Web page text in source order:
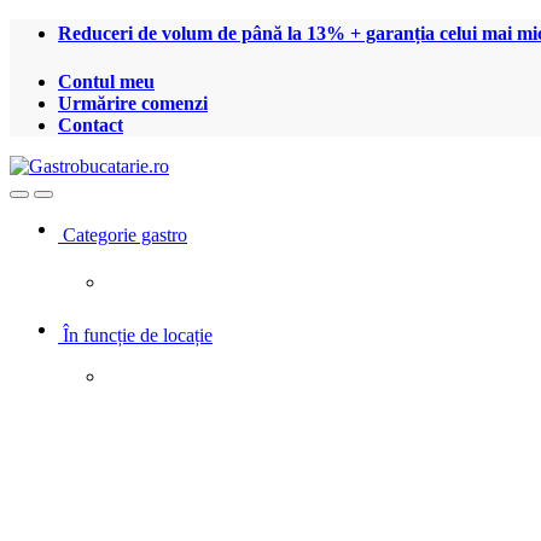
Treci
navigare
Treci
conținut
Reduceri de volum de până la 13% + garanția celui mai
Contul meu
Urmărire comenzi
Contact
OpenClose
Categorie gastro
În funcție de locație